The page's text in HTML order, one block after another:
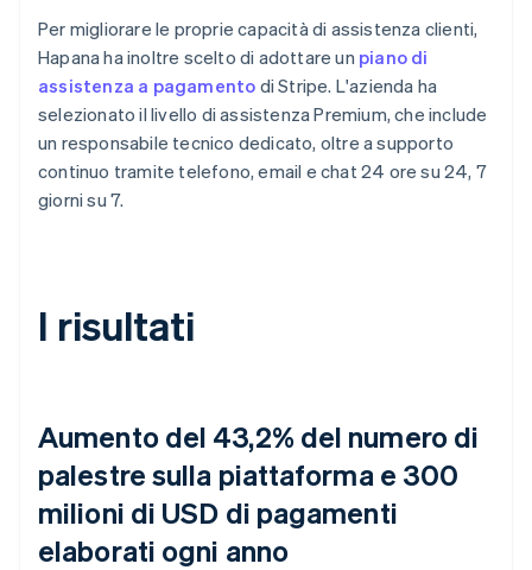
Per migliorare le proprie capacità di assistenza clienti,
Hapana ha inoltre scelto di adottare un piano di
assistenza a pagamento di Stripe. L'azienda ha
selezionato il livello di assistenza Premium, che include
un responsabile tecnico dedicato, oltre a supporto
continuo tramite telefono, email e chat 24 ore su 24, 7
giorni su 7.
I risultati
Aumento del 43,2% del numero di
palestre sulla piattaforma e 300
milioni di USD di pagamenti
elaborati ogni anno